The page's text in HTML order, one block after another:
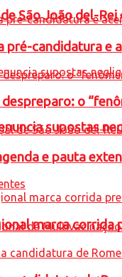
São João del-
supostas
pré-candidatura e
o
e pauta
marca corrida